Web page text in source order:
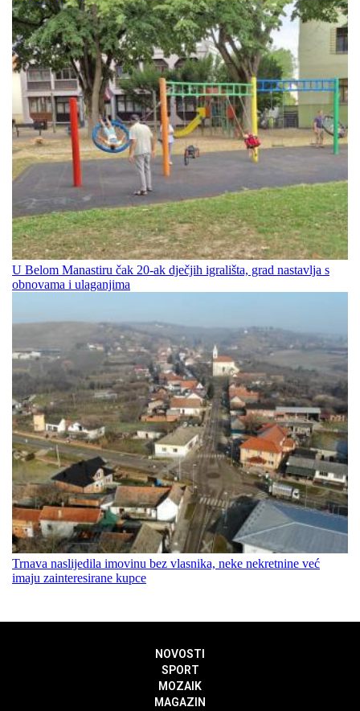
U Belom Manastiru čak 20-ak dječjih igrališta, grad nastavlja s
obnovama i ulaganjima
Trnava naslijedila imovinu bez vlasnika, neke nekretnine već
imaju zainteresirane kupce
NOVOSTI
SPORT
MOZAIK
MAGAZIN